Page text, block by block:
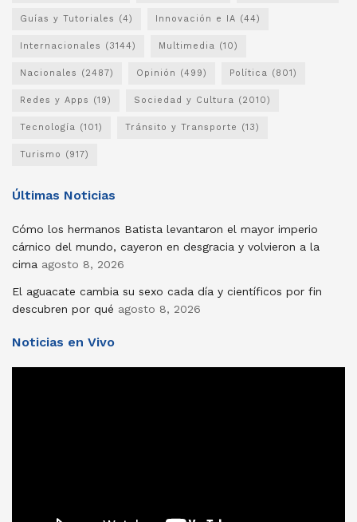
Guías y Tutoriales (4) Innovación e IA (44)
Internacionales (3144) Multimedia (10)
Nacionales (2487) Opinión (499) Política (801)
Redes y Apps (19) Sociedad y Cultura (2010)
Tecnología (101) Tránsito y Transporte (13)
Turismo (917)
Últimas Noticias
Cómo los hermanos Batista levantaron el mayor imperio
cárnico del mundo, cayeron en desgracia y volvieron a la
cima agosto 8, 2026
El aguacate cambia su sexo cada día y científicos por fin
descubren por qué agosto 8, 2026
Noticias en Vivo